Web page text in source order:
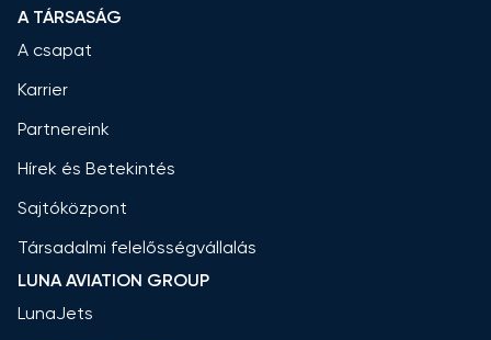
A TÁRSASÁG
A csapat
Karrier
Partnereink
Hírek és Betekintés
Sajtóközpont
Társadalmi felelősségvállalás
LUNA AVIATION GROUP
LunaJets